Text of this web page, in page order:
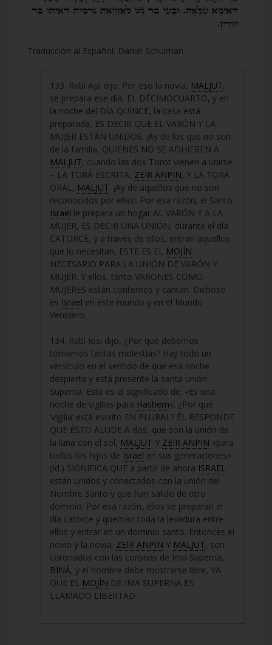
Traducción al Español: Daniel Schulman
133. Rabí Aja dijo: Por eso la novia, MALJUT,
se prepara ese día, EL DÉCIMOCUARTO, y en
la noche del DÍA QUINCE, la casa está
preparada, ES DECIR QUE EL VARÓN Y LA
MUJER ESTÁN UNIDOS. ¡Ay de los que no son
de la familia, QUIENES NO SE ADHIEREN A
MALJUT, cuando las dos Torot vienen a unirse
– LA TORÁ ESCRITA, ZEIR ANPIN, Y LA TORÁ
ORAL, MALJUT. ¡Ay de aquellos que no son
reconocidos por ellas!. Por esa razón, el Santo
Israel le prepara un hogar AL VARÓN Y A LA
MUJER, ES DECIR UNA UNIÓN, durante el día
CATORCE, y a través de ellos, entran aquellos
que lo necesitan, ESTE ES EL MOJÍN
NECESARIO PARA LA UNIÓN DE VARÓN Y
MUJER. Y ellos, tanto VARONES COMO
MUJERES están contentos y cantan. Dichoso
es Israel en este mundo y en el Mundo
Venidero.
134. Rabí Iosi dijo, ¿Por qué debemos
tomarnos tantas molestias? Hay todo un
versículo en el sentido de que esa noche
despierta y está presente la santa unión
Superna. Este es el significado de: «Es una
noche de vigilias para Hashem». ¿Por qué
‘vigilia’ está escrito EN PLURAL? ÉL RESPONDE
QUE ÉSTO ALUDE A dos, que son la unión de
la luna con el sol, MALJUT Y ZEIR ANPIN «para
todos los hijos de Israel en sus generaciones»
(Id.) SIGNIFICA QUE a partir de ahora ISRAEL
están unidos y conectados con la unión del
Nombre Santo y que han salido de otro
dominio. Por esa razón, ellos se preparan el
día catorce y queman toda la levadura entre
ellos y entrar en un dominio santo. Entonces el
novio y la novia, ZEIR ANPIN Y MALJUT, son
coronados con las coronas de Ima Superna,
BINÁ, y el hombre debe mostrarse libre, YA
QUE EL MOJÍN DE IMA SUPERNA ES
LLAMADO LIBERTAD.